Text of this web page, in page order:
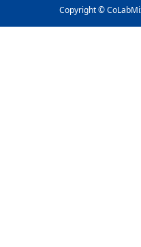
Copyright ©